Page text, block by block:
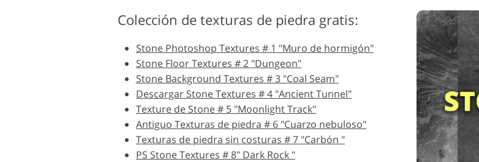
Servicios de Retoque de
Producto
Servicios de Retoque de
Joyas
Datos de Entrenamiento de
IA
Colección de texturas de piedra gratis:
Stone Photoshop Textures # 1 "Muro de hormigón"
Stone Floor Textures # 2 "Dungeon"
Stone Background Textures # 3 "Coal Seam"
Descargar Stone Textures # 4 "Ancient Tunnel"
Texture de Stone # 5 "Moonlight Track"
Antiguo Texturas de piedra # 6 "Cuarzo nebuloso"
Texturas de piedra sin costuras # 7 "Carbón "
PS Stone Textures # 8" Dark Rock "